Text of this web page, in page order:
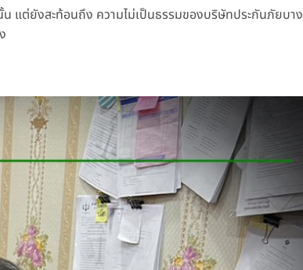
แต่ยังสะท้อนถึง ความไม่เป็นธรรมของบริษัทประกันภัยบาง